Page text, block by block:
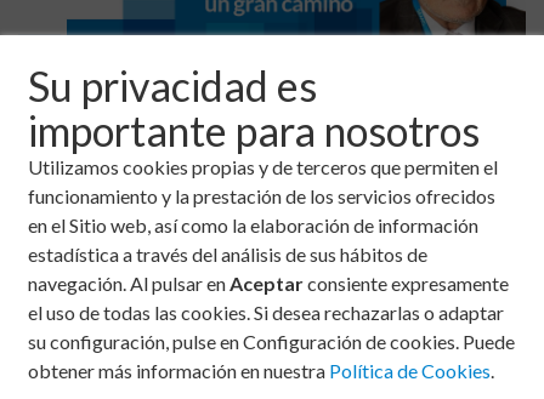
Su privacidad es
importante para nosotros
Utilizamos cookies propias y de terceros que permiten el
funcionamiento y la prestación de los servicios ofrecidos
en el Sitio web, así como la elaboración de información
estadística a través del análisis de sus hábitos de
navegación. Al pulsar enAceptarconsiente expresamente
el uso de todas las cookies. Si desea rechazarlas o adaptar
su configuración, pulse en Configuración de cookies. Puede
obtener más información en nuestra Política de Cookies.
Me resulta muy difícil imaginar que pasaba hace 100 años sin
insulina, y los años que han pasado investigando y mejorando la
insulina.
No me hacen falta 100 años. Hace pocos años insulinizar en el
medio rural o en una consulta de medio urbano por parte de él
médico y la enfermera de Atención Primaria era impensable.
Con la formación en Diabetes y las nuevas insulinas, más
seguras, menos inestables, se fue intensificando el inicio de la
insulinización en nuestro nivel asistencial.
Hoy, estoy seguro que cuando una persona con Diabetes,